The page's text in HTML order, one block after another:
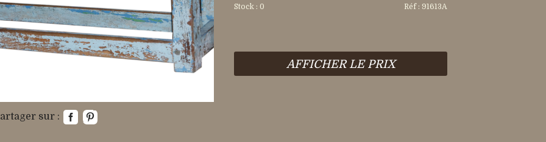
sur :
Stock : 0 Réf : 91613A
AFFICHER LE PRIX